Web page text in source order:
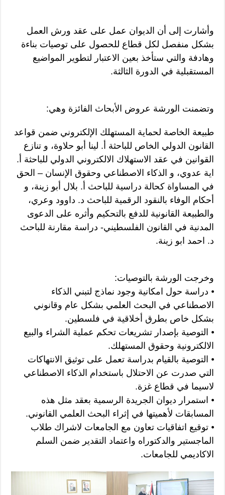
وأشارت إلى أن الديوان عمل على عقد ورش العمل
بشكل منفصل لكل قطاع للحصول على توصيات بناءة
وهادفة والتي ستأخذ بعين الاعتبار لتطوير المواضيع
المستقبلية في الدورة الثالثة.
وتضمنت الورشة عروض الأبحاث الفائزة وهي:
طبيعة الخاصة لحماية المستهلك الإلكتروني ضمن قواعد
القانون الدولي الخاص للباحثة أ. لينا أبو حلاوة، و تنازع
القوانين في عقد الاستهلاك الالكتروني الدولي للباحثة أ.
اية عدوي، و الذكاء الاصطناعي وحقوق الإنسان – الحق
في المساواة كحالة دراسية للباحث أ. بلال أبو زينة، و
أحكام الوفاء بالنقود الرقمية للباحث د. داوود وعري،
والطبيعة القانونية للدفع بالتحكيم وأثره على الدعوى
المدنية في القانون الفلسطيني- دراسة مقارنة للباحث
د. احمد ابو زينة.
وخرجت الورشة بالتوصيات:
⦁ دراسة حول امكانية وجود نماذج لتبني الذكاء
الاصطناعي في البحث العلمي بشكل عام وقانوني
بشكل خاص بطرق أخلاقية في فلسطين.
⦁ التوصية بإصدار تشريعات تحكم عملية الشراء والبيع
الالكترونية وحقوق المستهلك.
⦁ التوصية بالقيام بدراسة تعمل على توثيق الانتهاكات
التي صدرت عن الاحتلال باستخدام الذكاء الاصطناعي
لاسيما في قطاع غزة.
⦁ استمرار ديوان الجريدة الرسمية بعقد مثل هذه
المسابقات لأهميتها في إثراء البحث العلمي القانوني.
⦁ توقيع اتفاقيات تعاون مع الجامعات لاشراك طلاب
الماجستير والدكتوراه واعتماد التقدير ضمن السلم
الاكاديمي للجامعات.